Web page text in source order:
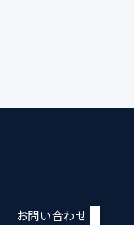
お問い合わせ